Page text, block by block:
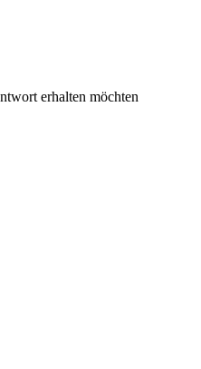
erhalten möchten